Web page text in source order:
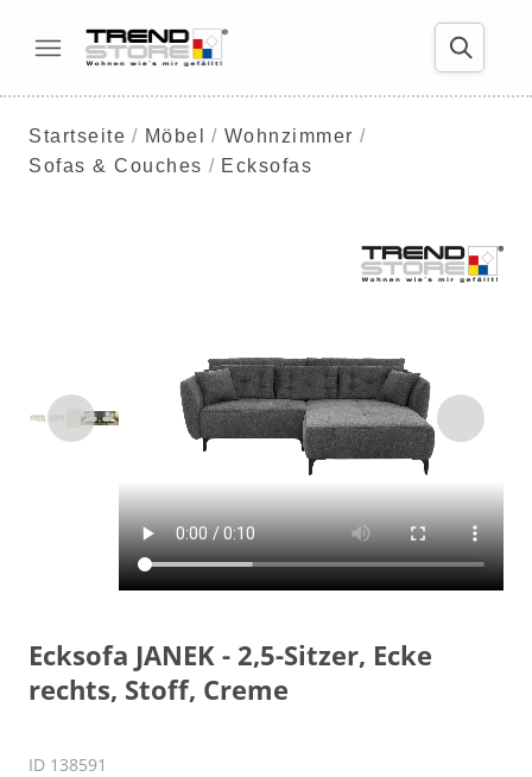
Startseite Möbel
Wohnzimmer
Sofas & Couches
Ecksofas
Ecksofa JANEK - 2,5-Sitzer, Ecke
rechts, Stoff, Creme
ID 138591